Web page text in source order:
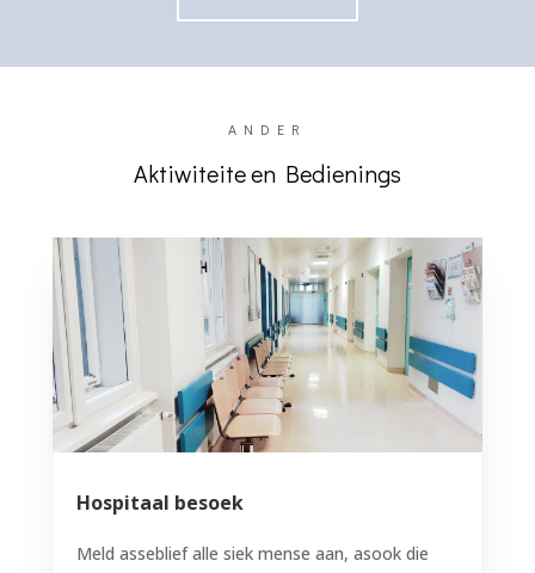
ANDER
Aktiwiteite en Bedienings
Hospitaal besoek
Meld asseblief alle siek mense aan, asook die